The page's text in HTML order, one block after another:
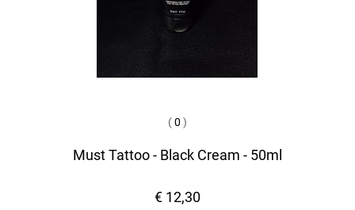
(0 )
Must Tattoo - Black Cream - 50ml
€ 12,30